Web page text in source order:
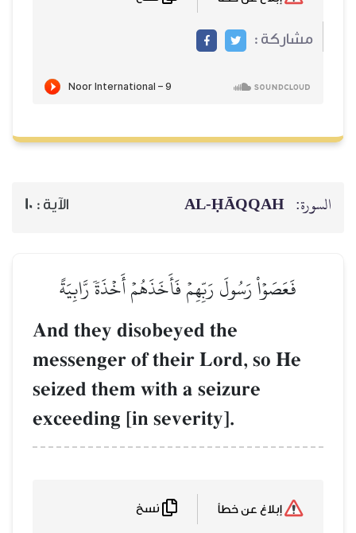
مشاركة :
السورة: AL‑ḤĀQQAH الآية : 10
فَعَصَوۡاْ رَسُولَ رَبِّهِمۡ فَأَخَذَهُمۡ أَخۡذَةٗ رَّابِيَةً
And they disobeyed the
messenger of their Lord, so He
seized them with a seizure
exceeding [in severity].